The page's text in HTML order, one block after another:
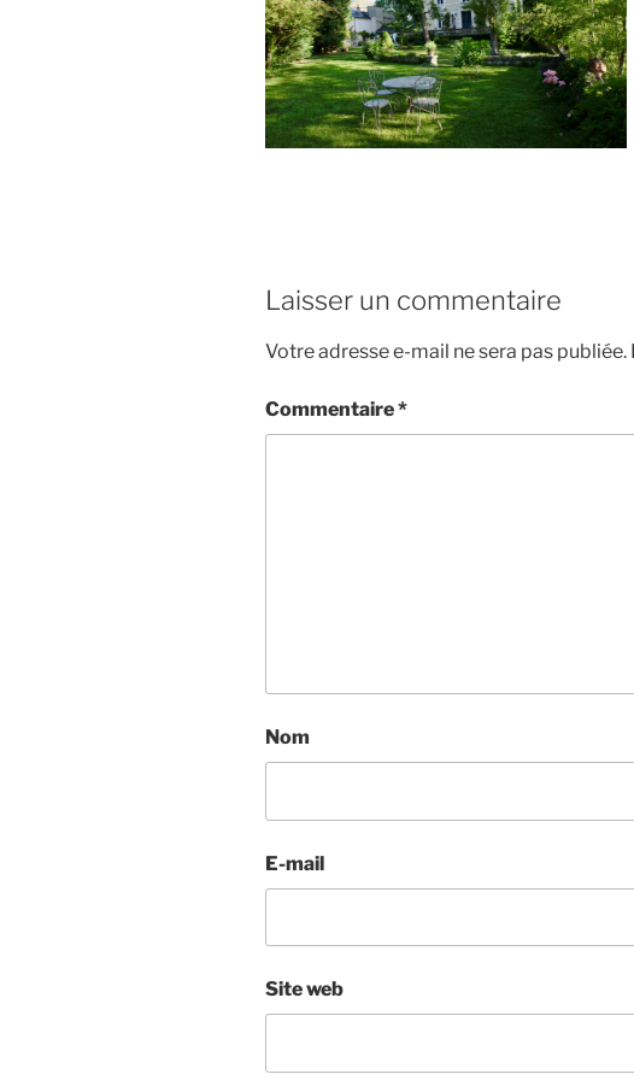
Laisser un commentaire
Votre adresse e-mail ne sera pas publiée.
Commentaire*
Nom
E-mail
Site web